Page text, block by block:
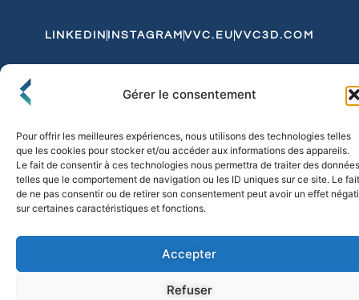
Gérer le consentement
Pour offrir les meilleures expériences, nous utilisons des technologies telles
que les cookies pour stocker et/ou accéder aux informations des appareils.
Le fait de consentir à ces technologies nous permettra de traiter des données
telles que le comportement de navigation ou les ID uniques sur ce site. Le fait
de ne pas consentir ou de retirer son consentement peut avoir un effet
sur certaines caractéristiques et fonctions.
Accepter
Refuser
LINKEDIN INSTAGRAM VVC.EU VVC3D.COM
Politique de Confidentialité et de CookiesExpédition et Livraison
© 2026 FLO & CO. All Rights Reserved